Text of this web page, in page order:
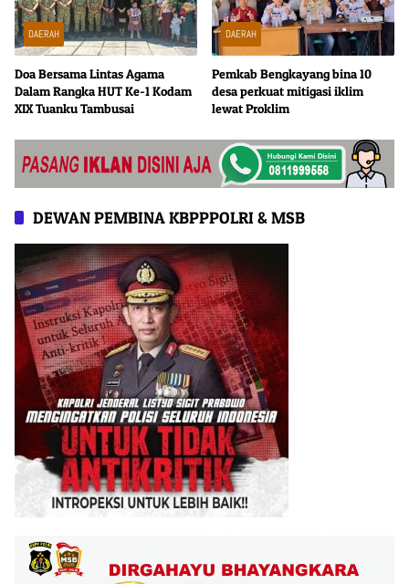
DAERAH
Doa Bersama Lintas Agama
Dalam Rangka HUT Ke-1 Kodam
XIX Tuanku Tambusai
DAERAH
Pemkab Bengkayang bina 10
desa perkuat mitigasi iklim
lewat Proklim
DEWAN PEMBINA KBPPPOLRI & MSB